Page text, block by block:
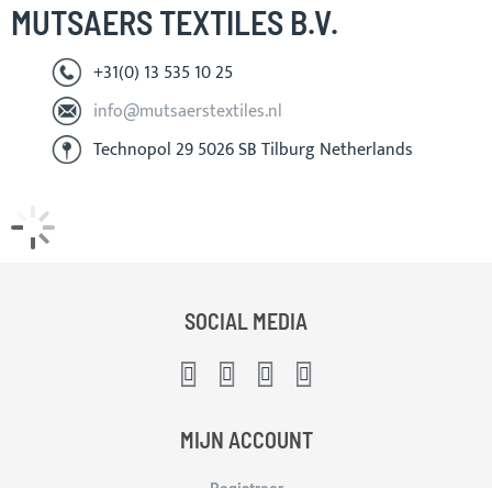
MUTSAERS TEXTILES B.V.
+31(0) 13 535 10 25
info@mutsaerstextiles.nl
Technopol 29 5026 SB Tilburg Netherlands
SOCIAL MEDIA
MIJN ACCOUNT